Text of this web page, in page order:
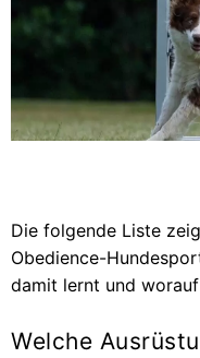
Die folgende Liste
Obedience-
damit lernt und
Welche